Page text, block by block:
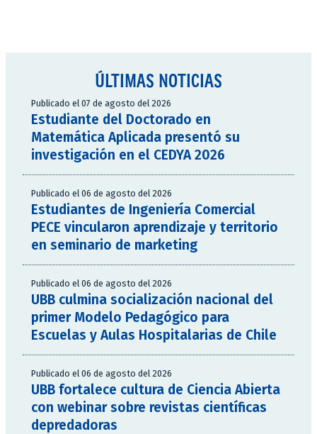
ÚLTIMAS NOTICIAS
Publicado el 07 de agosto del 2026
Estudiante del Doctorado en
Matemática Aplicada presentó su
investigación en el CEDYA 2026
Publicado el 06 de agosto del 2026
Estudiantes de Ingeniería Comercial
PECE vincularon aprendizaje y territorio
en seminario de marketing
Publicado el 06 de agosto del 2026
UBB culmina socialización nacional del
primer Modelo Pedagógico para
Escuelas y Aulas Hospitalarias de Chile
Publicado el 06 de agosto del 2026
UBB fortalece cultura de Ciencia Abierta
con webinar sobre revistas científicas
depredadoras